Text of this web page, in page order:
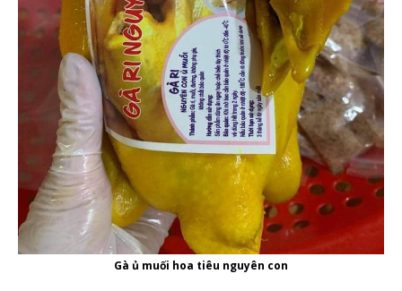
Gà ủ muối hoa tiêu nguyên con